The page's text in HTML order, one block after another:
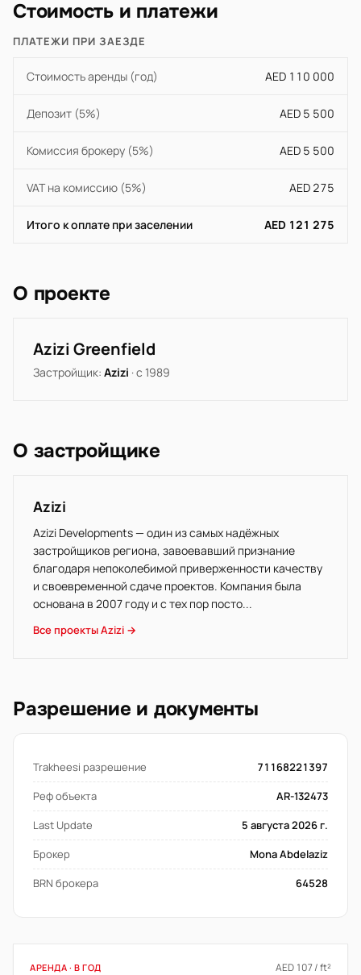
Стоимость и платежи
ПЛАТЕЖИ ПРИ ЗАЕЗДЕ
Стоимость аренды (год) AED 110 000
Депозит (5%) AED 5 500
Комиссия брокеру (5%) AED 5 500
VAT на комиссию (5%) AED 275
Итого к оплате при заселении AED 121 275
О проекте
Azizi Greenfield
Застройщик: Azizi · с 1989
О застройщике
Azizi
Azizi Developments — один из самых надёжных
застройщиков региона, завоевавший признание
благодаря непоколебимой приверженности качеству
и своевременной сдаче проектов. Компания была
основана в 2007 году и с тех пор посто...
Все проекты Azizi →
Разрешение и документы
Trakheesi разрешение
71168221397
Реф объекта
AR-132473
Last Update
5 августа 2026 г.
Брокер
Mona Abdelaziz
BRN брокера
64528
АРЕНДА · В ГОД AED 107 / ft²